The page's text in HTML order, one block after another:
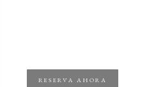
RESERVA AHORA